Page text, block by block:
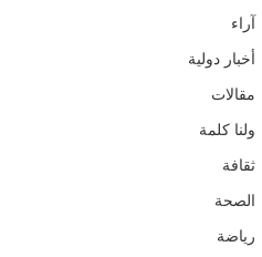
آراء
أخبار دولية
مقالات
ولنا كلمة
ثقافة
الصحة
رياضة